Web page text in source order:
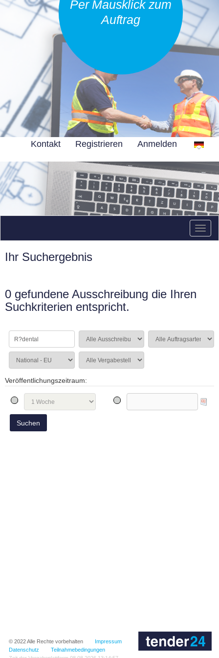
Per Mausklick zum
Auftrag
Kontakt Registrieren Anmelden
Ihr Suchergebnis
0 gefundene Ausschreibung die Ihren
Suchkriterien entspricht.
Veröffentlichungszeitraum:
© 2022Alle Rechte vorbehalten
Impressum
Datenschutz
Teilnahmebedingungen